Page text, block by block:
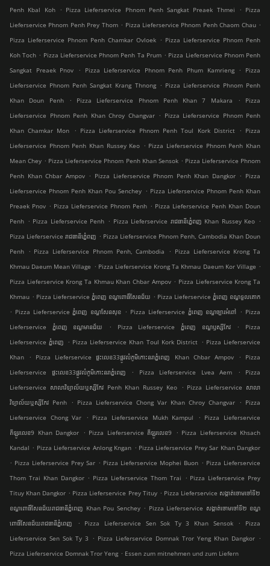
Penh Kbal Koh
. Pizza Lieferservice Phnom Penh Sangkat Preaek Thmei . Pizza
Lieferservice Phnom Penh Prey Thom . Pizza Lieferservice Phnom Penh Chaom Chau .
Pizza Lieferservice Phnom Penh Chamkar Ovloek . Pizza Lieferservice Phnom Penh
Koh Toch . Pizza Lieferservice Phnom Penh Ta Prum . Pizza Lieferservice Phnom Penh
Sangkat Preaek Pnov
. Pizza Lieferservice Phnom Penh Phum Kamrieng .
Pizza
Lieferservice Phnom Penh Sangkat Krang Thnong
. Pizza Lieferservice Phnom Penh
Khan Doun Penh
. Pizza Lieferservice Phnom Penh Khan 7 Makara .
Pizza
Lieferservice Phnom Penh Khan Chroy Changvar
. Pizza Lieferservice Phnom Penh
Khan Chamkar Mon
. Pizza Lieferservice Phnom Penh Toul Kork District . Pizza
Lieferservice Phnom Penh Khan Russey Keo . Pizza Lieferservice Phnom Penh Khan
Mean Chey . Pizza Lieferservice Phnom Penh Khan Sensok . Pizza Lieferservice Phnom
Penh Khan Chbar Ampov . Pizza Lieferservice Phnom Penh Khan Dangkor . Pizza
Lieferservice Phnom Penh Khan Pou Senchey . Pizza Lieferservice Phnom Penh Khan
Preaek Pnov . Pizza Lieferservice Phnom Penh . Pizza Lieferservice Penh Khan Doun
Penh . Pizza Lieferservice Penh . Pizza Lieferservice រាជធានីភ្នំេពញ Khan Russey Keo .
Pizza Lieferservice រាជធានីភ្នំេពញ . Pizza Lieferservice Phnom Penh, Cambodia Khan Doun
Penh
. Pizza Lieferservice Phnom Penh, Cambodia . Pizza Lieferservice Krong Ta
Khmau Daeum Mean Village . Pizza Lieferservice Krong Ta Khmau Daeum Kor Village .
Pizza Lieferservice Krong Ta Khmau Khan Chbar Ampov . Pizza Lieferservice Krong Ta
Khmau . Pizza Lieferservice ភ្នំពេញ ខណ្ឌ​ពោធិ៍សែនជ័យ . Pizza Lieferservice ភ្នំពេញ ខណ្ឌទួលគោក
. Pizza Lieferservice ភ្នំពេញ ខណ្ឌ​សែនសុខ . Pizza Lieferservice ភ្នំពេញ ខណ្ឌច្បារអំពៅ . Pizza
Lieferservice ភ្នំពេញ ខណ្ឌមានជ័យ
. Pizza Lieferservice ភ្នំពេញ ខណ្ឌ​ឫស្សីកែវ .
Pizza
Lieferservice ភ្នំពេញ
. Pizza Lieferservice Khan Toul Kork District . Pizza Lieferservice
Khan
. Pizza Lieferservice ផ្ទះលេខ33ផ្លូវលំភូមិកោះនរាភ្នំពេញ Khan Chbar Ampov .
Pizza
Lieferservice ផ្ទះលេខ33ផ្លូវលំភូមិកោះនរាភ្នំពេញ
. Pizza Lieferservice Lvea Aem .
Pizza
Lieferservice សាលាវិទ្យាល័យឬស្សីកែវ Penh Khan Russey Keo
. Pizza Lieferservice សាលា
វិទ្យាល័យឬស្សីកែវ Penh
. Pizza Lieferservice Chong Var Khan Chroy Changvar . Pizza
Lieferservice Chong Var
. Pizza Lieferservice Mukh Kampul . Pizza Lieferservice
គីឡូរលេខ9 Khan Dangkor
. Pizza Lieferservice គីឡូរលេខ9 . Pizza Lieferservice Khsach
Kandal . Pizza Lieferservice Anlong Kngan . Pizza Lieferservice Prey Sar Khan Dangkor
. Pizza Lieferservice Prey Sar . Pizza Lieferservice Mophei Buon . Pizza Lieferservice
Thom Trai Khan Dangkor . Pizza Lieferservice Thom Trai . Pizza Lieferservice Prey
Tituy Khan Dangkor . Pizza Lieferservice Prey Tituy . Pizza Lieferservice សង្កាត់ចោមចៅទី២
ខណ្ឌពោធិ៍សែនជ័យរាជធានីភ្នំពេញ Khan Pou Senchey . Pizza Lieferservice សង្កាត់ចោមចៅទី២ ខណ្ឌ
ពោធិ៍សែនជ័យរាជធានីភ្នំពេញ
. Pizza Lieferservice Sen Sok Ty 3 Khan Sensok .
Pizza
Lieferservice Sen Sok Ty 3
. Pizza Lieferservice Domnak Tror Yeng Khan Dangkor .
Pizza Lieferservice Domnak Tror Yeng . Essen zum mitnehmen und zum Liefern